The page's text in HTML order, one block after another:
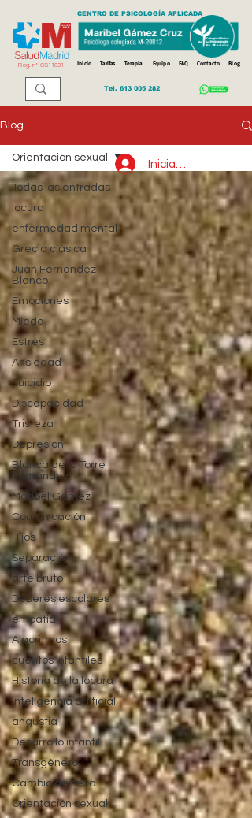
Reg. nº CS11031
CENTRO DE PSICOLOGÍA APLICADA
Inicio Tarifas Terapia Equipo FAQ Contacto Blog
Tel. 613 005 282
Blog
Todas las entradas
locura
enfermedad mental
Grecia clásica
Juan Fernández
Blanco
Emociones
Miedo
Estrés
Ansiedad
Suicidio
Discapacidad
Tristeza
Depresión
Blanca de la Torre
Fernández
Maribel Gámez
Comunicación
Hijos
Separación
arte bruto
Deberes escolares
empatía
Algoritmos
cuentos infantiles
Historia de la locura
Inteligencia artificial
angustia
Desarrollo infantil
Transgénero
Cambio de sexo
Orientación sexual
Orientación sexual
Iniciar sesión